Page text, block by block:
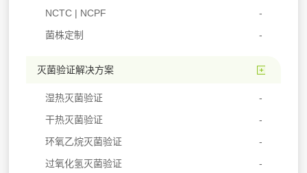
NCTC | NCPF
菌株定制
灭菌验证解决方案
湿热灭菌验证
干热灭菌验证
环氧乙烷灭菌验证
过氧化氢灭菌验证